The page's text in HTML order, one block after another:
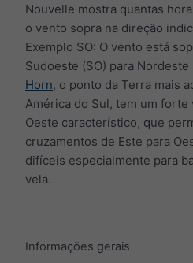
Nouvelle mostra quantas
o vento sopra na direção
Exemplo SO: O vento está
Sudoeste (SO) para Nordeste
Horn, o ponto da Terra mais
América do Sul, tem um forte
Oeste característico, que
cruzamentos de Este para
difíceis especialmente para
vela.
Informações gerais